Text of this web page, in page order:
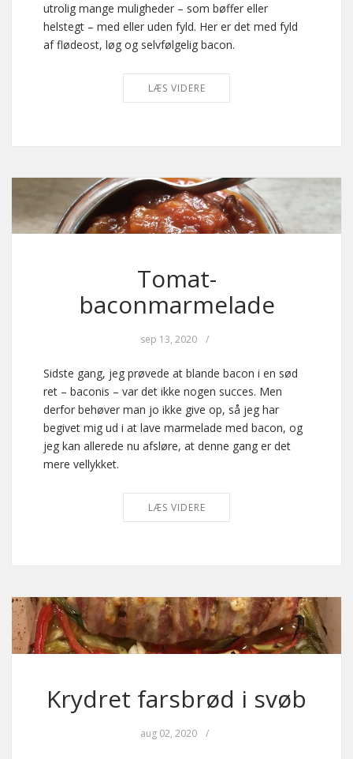
utrolig mange muligheder – som bøffer eller
helstegt – med eller uden fyld. Her er det med fyld
af flødeost, løg og selvfølgelig bacon.
LÆS VIDERE
Tomat-
baconmarmelade
sep 13, 2020 /
Sidste gang, jeg prøvede at blande bacon i en sød
ret – baconis – var det ikke nogen succes. Men
derfor behøver man jo ikke give op, så jeg har
begivet mig ud i at lave marmelade med bacon, og
jeg kan allerede nu afsløre, at denne gang er det
mere vellykket.
LÆS VIDERE
Krydret farsbrød i svøb
aug 02, 2020 /